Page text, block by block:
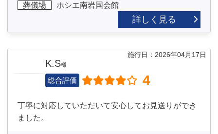
葬儀場 ホシエ南岩国会館
詳しく見る
施行日：2026年04月17日
K.S様
総合評価 4
丁寧に対応していただいて安心してお見送りができ
ました。